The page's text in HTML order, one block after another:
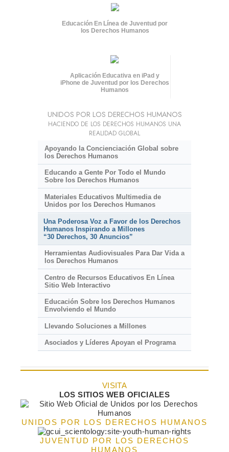
Educación En Línea de Juventud por
los Derechos Humanos
Aplicación Educativa en iPad y
iPhone de Juventud por los Derechos
Humanos
UNIDOS POR LOS DERECHOS HUMANOS
HACIENDO DE LOS DERECHOS HUMANOS UNA
REALIDAD GLOBAL
Apoyando la Concienciación Global sobre
los Derechos Humanos
Educando a Gente Por Todo el Mundo
Sobre los Derechos Humanos
Materiales Educativos Multimedia de
Unidos por los Derechos Humanos
Una Poderosa Voz a Favor de los Derechos
Humanos Inspirando a Millones
“30 Derechos, 30 Anuncios”
Herramientas Audiovisuales Para Dar Vida a
los Derechos Humanos
Centro de Recursos Educativos En Línea
Sitio Web Interactivo
Educación Sobre los Derechos Humanos
Envolviendo el Mundo
Llevando Soluciones a Millones
Asociados y Líderes Apoyan el Programa
VISITA
LOS SITIOS WEB OFICIALES
UNIDOS POR LOS DERECHOS HUMANOS
JUVENTUD POR LOS DERECHOS
HUMANOS